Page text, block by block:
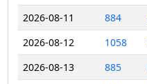
2026-08-11
884
2026-08-12
1058
2026-08-13
885